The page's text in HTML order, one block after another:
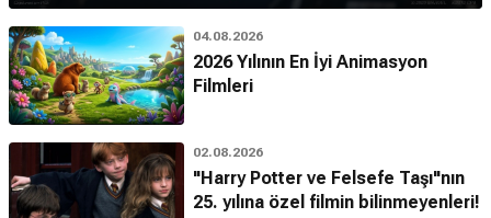
04.08.2026
2026 Yılının En İyi Animasyon
Filmleri
02.08.2026
"Harry Potter ve Felsefe Taşı"nın
25. yılına özel filmin bilinmeyenleri!